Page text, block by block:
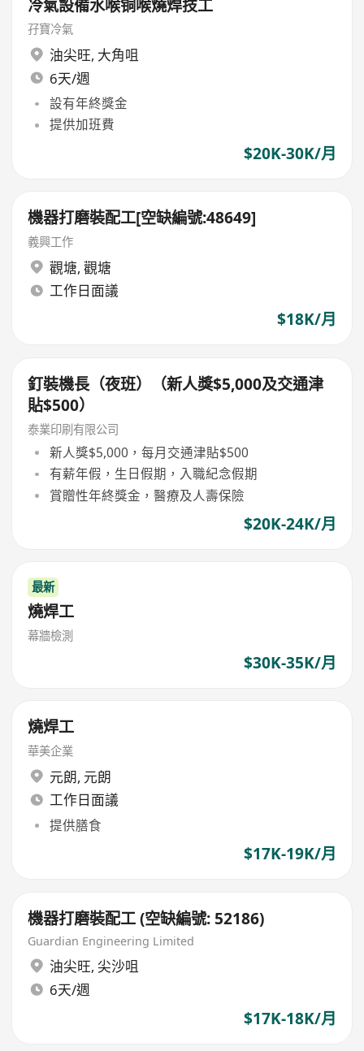
冷氣設備水喉铜喉燒焊技工
孖寶冷氣
油尖旺, 大角咀
6天/週
設有年終獎金
提供加班費
$20K-30K/月
機器打磨裝配工[空缺編號:48649]
義興工作
觀塘, 觀塘
工作日面議
$18K/月
釘裝機長（夜班）（新人獎$5,000及交通津
貼$500）
泰業印刷有限公司
新人獎$5,000，每月交通津貼$500
有薪年假，生日假期，入職紀念假期
賞贈性年終獎金，醫療及人壽保險
$20K-24K/月
最新
燒焊工
幕牆檢測
$30K-35K/月
燒焊工
華美企業
元朗, 元朗
工作日面議
提供膳食
$17K-19K/月
機器打磨裝配工 (空缺編號: 52186)
Guardian Engineering Limited
油尖旺, 尖沙咀
6天/週
$17K-18K/月